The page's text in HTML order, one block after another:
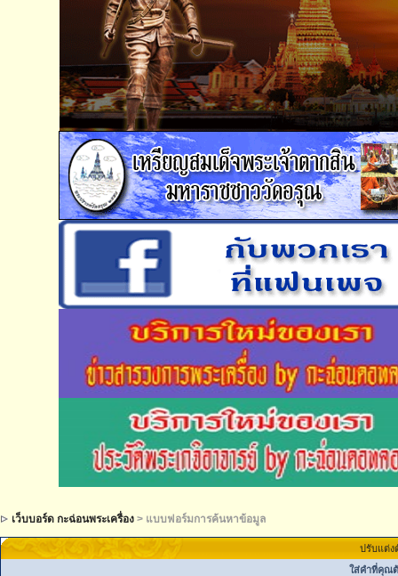
เว็บบอร์ด กะฉ่อนพระเครื่อง > แบบฟอร์มการค้นหาข้อมูล
ปรับแต่ง
ใส่คำที่คุณ